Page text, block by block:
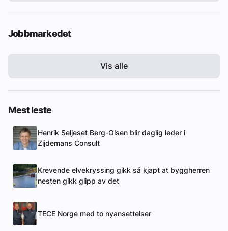
Jobbmarkedet
Vis alle
Mest leste
Henrik Seljeset Berg-Olsen blir daglig leder i
Zijdemans Consult
Krevende elvekryssing gikk så kjapt at byggherren
nesten gikk glipp av det
TECE Norge med to nyansettelser